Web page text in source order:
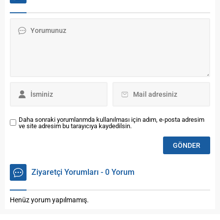
Temmuz ayında 257 bin 471
adet taşıtın trafiğe kaydı
trafiğe kaydı yapılan
Daha sonraki yorumlarımda kullanılması için adım, e-posta adresim
ve site adresim bu tarayıcıya kaydedilsin.
Ziyaretçi Yorumları - 0 Yorum
Henüz yorum yapılmamış.